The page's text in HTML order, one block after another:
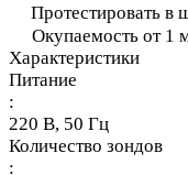
Протестировать в
Окупаемость от 1
Характеристики
Питание
:
220 В, 50 Гц
Количество зондов
: